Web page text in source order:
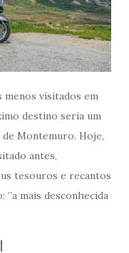
menos visitados em
destino seria um
Montemuro. Hoje,
antes,
tesouros e recantos
”a mais desconhecida